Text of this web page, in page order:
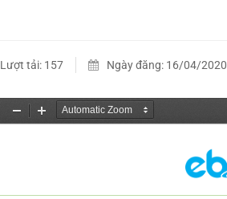
Lượt tải: 157 Ngày đăng: 16/04/2020